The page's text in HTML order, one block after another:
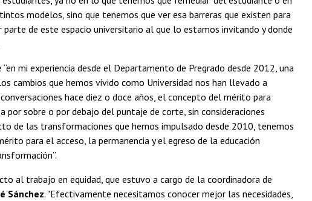
modelos, sino que tenemos que ver esa barreras que existen para
de este espacio universitario al que lo estamos invitando y donde
mi experiencia desde el Departamento de Pregrado desde 2012, una
cambios que hemos vivido como Universidad nos han llevado a
hace diez o doce años, el concepto del mérito para
sobre o por debajo del puntaje de corte, sin consideraciones
de las transformaciones que hemos impulsado desde 2010, tenemos
para el acceso, la permanencia y el egreso de la educación
al trabajo en equidad, que estuvo a cargo de la coordinadora de
Sánchez. "Efectivamente necesitamos conocer mejor las necesidades,